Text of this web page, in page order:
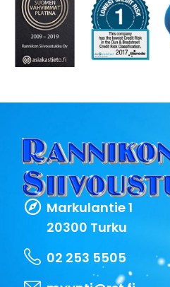
Markulantie 1
20300 Turku
02 253 5505